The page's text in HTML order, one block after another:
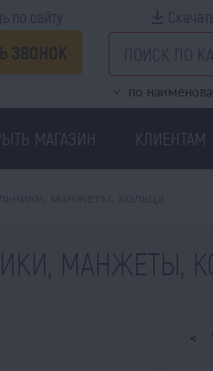
по сайту
ЗВОНОК
по
МАГАЗИН КЛИЕНТАМ
МАНЖЕТЫ,
<